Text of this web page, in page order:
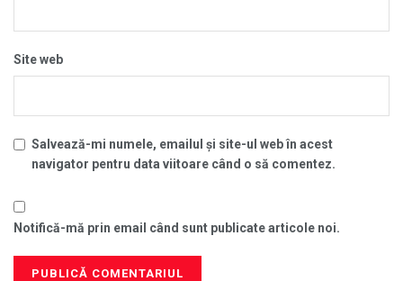
Site web
Salvează-mi numele, emailul și site-ul web în acest
navigator pentru data viitoare când o să comentez.
Notifică-mă prin email când sunt publicate articole noi.